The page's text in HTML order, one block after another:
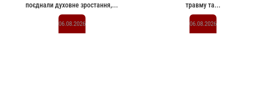
поєднали духовне зростання,...
06.08.2026
травму та...
06.08.2026